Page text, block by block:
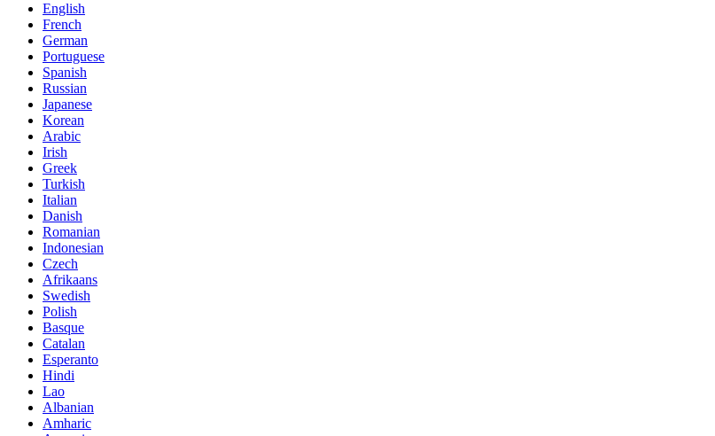
English
French
German
Portuguese
Spanish
Russian
Japanese
Korean
Arabic
Irish
Greek
Turkish
Italian
Danish
Romanian
Indonesian
Czech
Afrikaans
Swedish
Polish
Basque
Catalan
Esperanto
Hindi
Lao
Albanian
Amharic